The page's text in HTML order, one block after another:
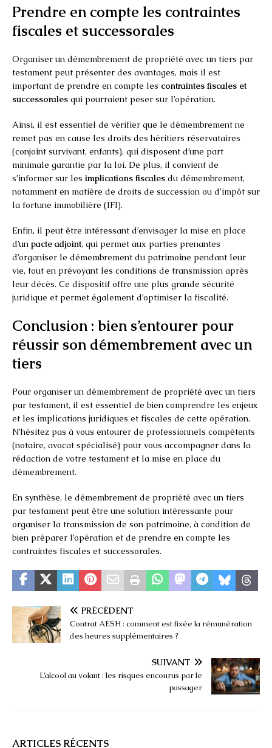
Prendre en compte les contraintes
fiscales et successorales
Organiser un démembrement de propriété avec un tiers par
testament peut présenter des avantages, mais il est
important de prendre en compte les contraintes fiscales et
successorales qui pourraient peser sur l’opération.
Ainsi, il est essentiel de vérifier que le démembrement ne
remet pas en cause les droits des héritiers réservataires
(conjoint survivant, enfants), qui disposent d’une part
minimale garantie par la loi. De plus, il convient de
s’informer sur les implications fiscales du démembrement,
notamment en matière de droits de succession ou d’impôt sur
la fortune immobilière (IFI).
Enfin, il peut être intéressant d’envisager la mise en place
d’un pacte adjoint, qui permet aux parties prenantes
d’organiser le démembrement du patrimoine pendant leur
vie, tout en prévoyant les conditions de transmission après
leur décès. Ce dispositif offre une plus grande sécurité
juridique et permet également d’optimiser la fiscalité.
Conclusion : bien s’entourer pour
réussir son démembrement avec un
tiers
Pour organiser un démembrement de propriété avec un tiers
par testament, il est essentiel de bien comprendre les enjeux
et les implications juridiques et fiscales de cette opération.
N’hésitez pas à vous entourer de professionnels compétents
(notaire, avocat spécialisé) pour vous accompagner dans la
rédaction de votre testament et la mise en place du
démembrement.
En synthèse, le démembrement de propriété avec un tiers
par testament peut être une solution intéressante pour
organiser la transmission de son patrimoine, à condition de
bien préparer l’opération et de prendre en compte les
contraintes fiscales et successorales.
PRÉCÉDENT
Contrat AESH : comment est fixée la rémunération
des heures supplémentaires ?
SUIVANT
L’alcool au volant : les risques encourus par le
passager
ARTICLES RÉCENTS